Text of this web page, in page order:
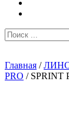
Главная /
PRO / SPRINT